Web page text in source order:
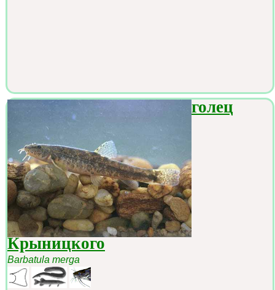
голец
Крыницкого
Barbatula merga